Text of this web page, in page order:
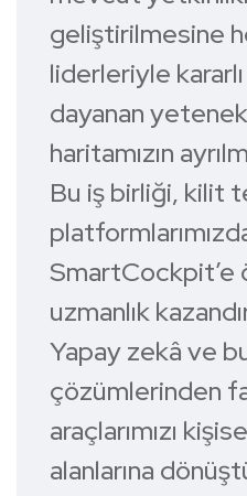
geliştirilmesine
liderleriyle
dayanan
haritamızın
Bu iş birliği, kilit
SmartCockpit’e
uzmanlık
Yapay zekâ ve
çözümlerinden
araçlarımızı
alanlarına